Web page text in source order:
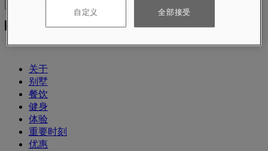
关于
别墅
餐饮
健身
体验
重要时刻
优惠
自定义 全部接受